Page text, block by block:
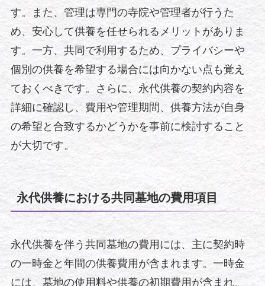
す。また、管理は専門の寺院や管理者が行うた
め、安心して供養を任せられるメリットがありま
す。一方、共同で利用するため、プライバシーや
個別の供養を希望する場合には向かない点も覚え
ておくべきです。さらに、永代供養の契約内容を
詳細に確認し、費用や管理期間、供養方法が自身
の希望と合致するかどうかを事前に検討すること
が大切です。
永代供養における共同墓地の費用項目
永代供養を伴う共同墓地の費用には、主に契約時
の一時金と年間の供養費用が含まれます。一時金
には、墓地の使用料や供養の初期費用が含まれ、